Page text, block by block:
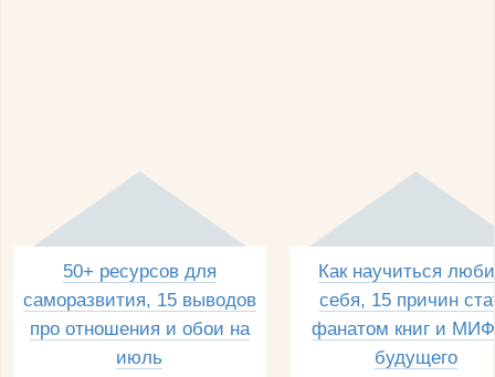
50+ ресурсов для
саморазвития, 15 выводов
про отношения и обои на
июль
Как научиться
себя, 15 причин
фанатом книг и
будущего